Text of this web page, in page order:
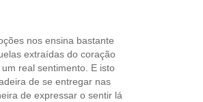
nos ensina bastante
extraídas do coração
real sentimento. E isto
de se entregar nas
de expressar o sentir lá